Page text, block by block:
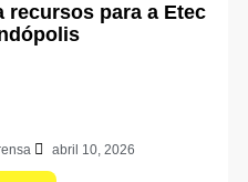
recursos para a Etec
abril 10, 2026